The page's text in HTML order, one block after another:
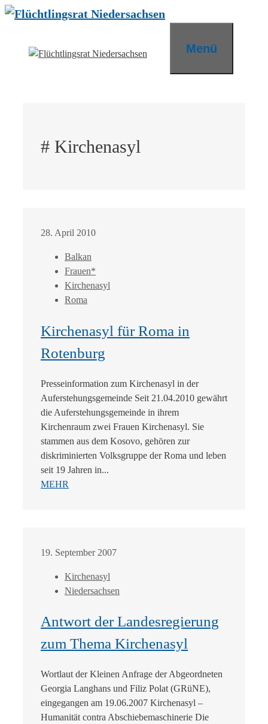
Zum
Menü
# Kirchenasyl
28. April 2010
Balkan
Frauen*
Kirchenasyl
Roma
Kirchenasyl für Roma in
Rotenburg
Presseinformation zum Kirchenasyl in der
Auferstehungsgemeinde Seit 21.04.2010 gewährt
die Auferstehungsgemeinde in ihrem
Kirchenraum zwei Frauen Kirchenasyl. Sie
stammen aus dem Kosovo, gehören zur
diskriminierten Volksgruppe der Roma und leben
seit 19 Jahren in...
MEHR
19. September 2007
Kirchenasyl
Niedersachsen
Antwort der Landesregierung
zum Thema Kirchenasyl
Wortlaut der Kleinen Anfrage der Abgeordneten
Georgia Langhans und Filiz Polat (GRüNE),
eingegangen am 19.06.2007 Kirchenasyl –
Humanität contra Abschiebemaschinerie Die